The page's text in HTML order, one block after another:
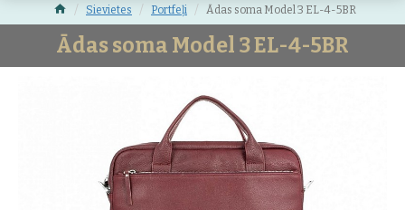
Sievietes Portfeļi Ādas soma Model 3 EL-4-5BR
Ādas soma Model 3 EL-4-5BR